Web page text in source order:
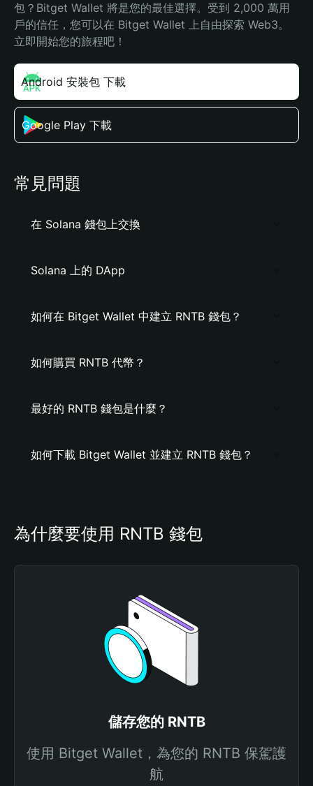
包？Bitget Wallet 將是您的最佳選擇。受到 2,000 萬用
戶的信任，您可以在 Bitget Wallet 上自由探索 Web3。
立即開始您的旅程吧！
Android 安裝包 下載
Google Play 下載
常見問題
在 Solana 錢包上交換
Solana 上的 DApp
如何在 Bitget Wallet 中建立 RNTB 錢包？
如何購買 RNTB 代幣？
最好的 RNTB 錢包是什麼？
如何下載 Bitget Wallet 並建立 RNTB 錢包？
為什麼要使用 RNTB 錢包
儲存您的 RNTB
使用 Bitget Wallet，為您的 RNTB 保駕護
航